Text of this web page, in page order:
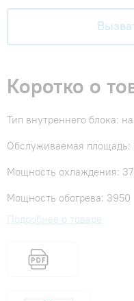
Коротко о
Тип внутреннего блока:
Обслуживаемая площадь:
Мощность охлаждения:
Мощность обогрева: 3950
Подробнее о товаре